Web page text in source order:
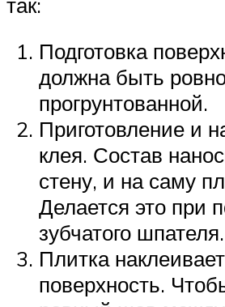
Подготовка
должна быть
прогрунтованной.
Приготовление и
клея. Состав
стену, и на саму
Делается это при
зубчатого шпателя.
Плитка
поверхность.